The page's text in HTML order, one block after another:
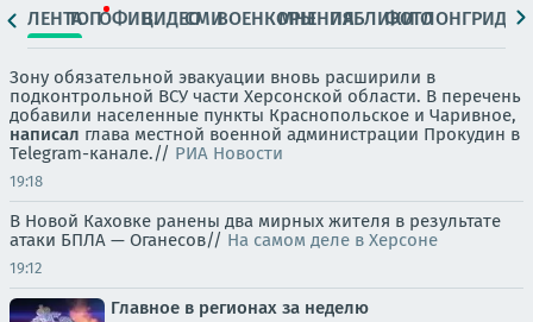
ЛЕНТАТОПОФИЦ.ВИДЕОСМИВОЕНКОРЫМНЕНИЯПАБЛИКИ
ФОТОЛОНГРИДЫ
Зону обязательной эвакуации вновь расширили в
подконтрольной ВСУ части Херсонской области. В перечень
добавили населенные пункты Краснопольское и Чаривное,
написал глава местной военной администрации Прокудин в
Telegram-канале.// РИА Новости
19:18
В Новой Каховке ранены два мирных жителя в результате
атаки БПЛА — Оганесов// На самом деле в Херсоне
19:12
Главное в регионах за неделю